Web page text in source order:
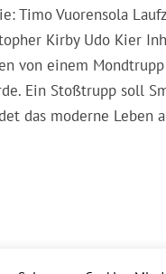
Timo Vuorensola
Kirby Udo Kier
von einem
Ein Stoßtrupp soll
das moderne